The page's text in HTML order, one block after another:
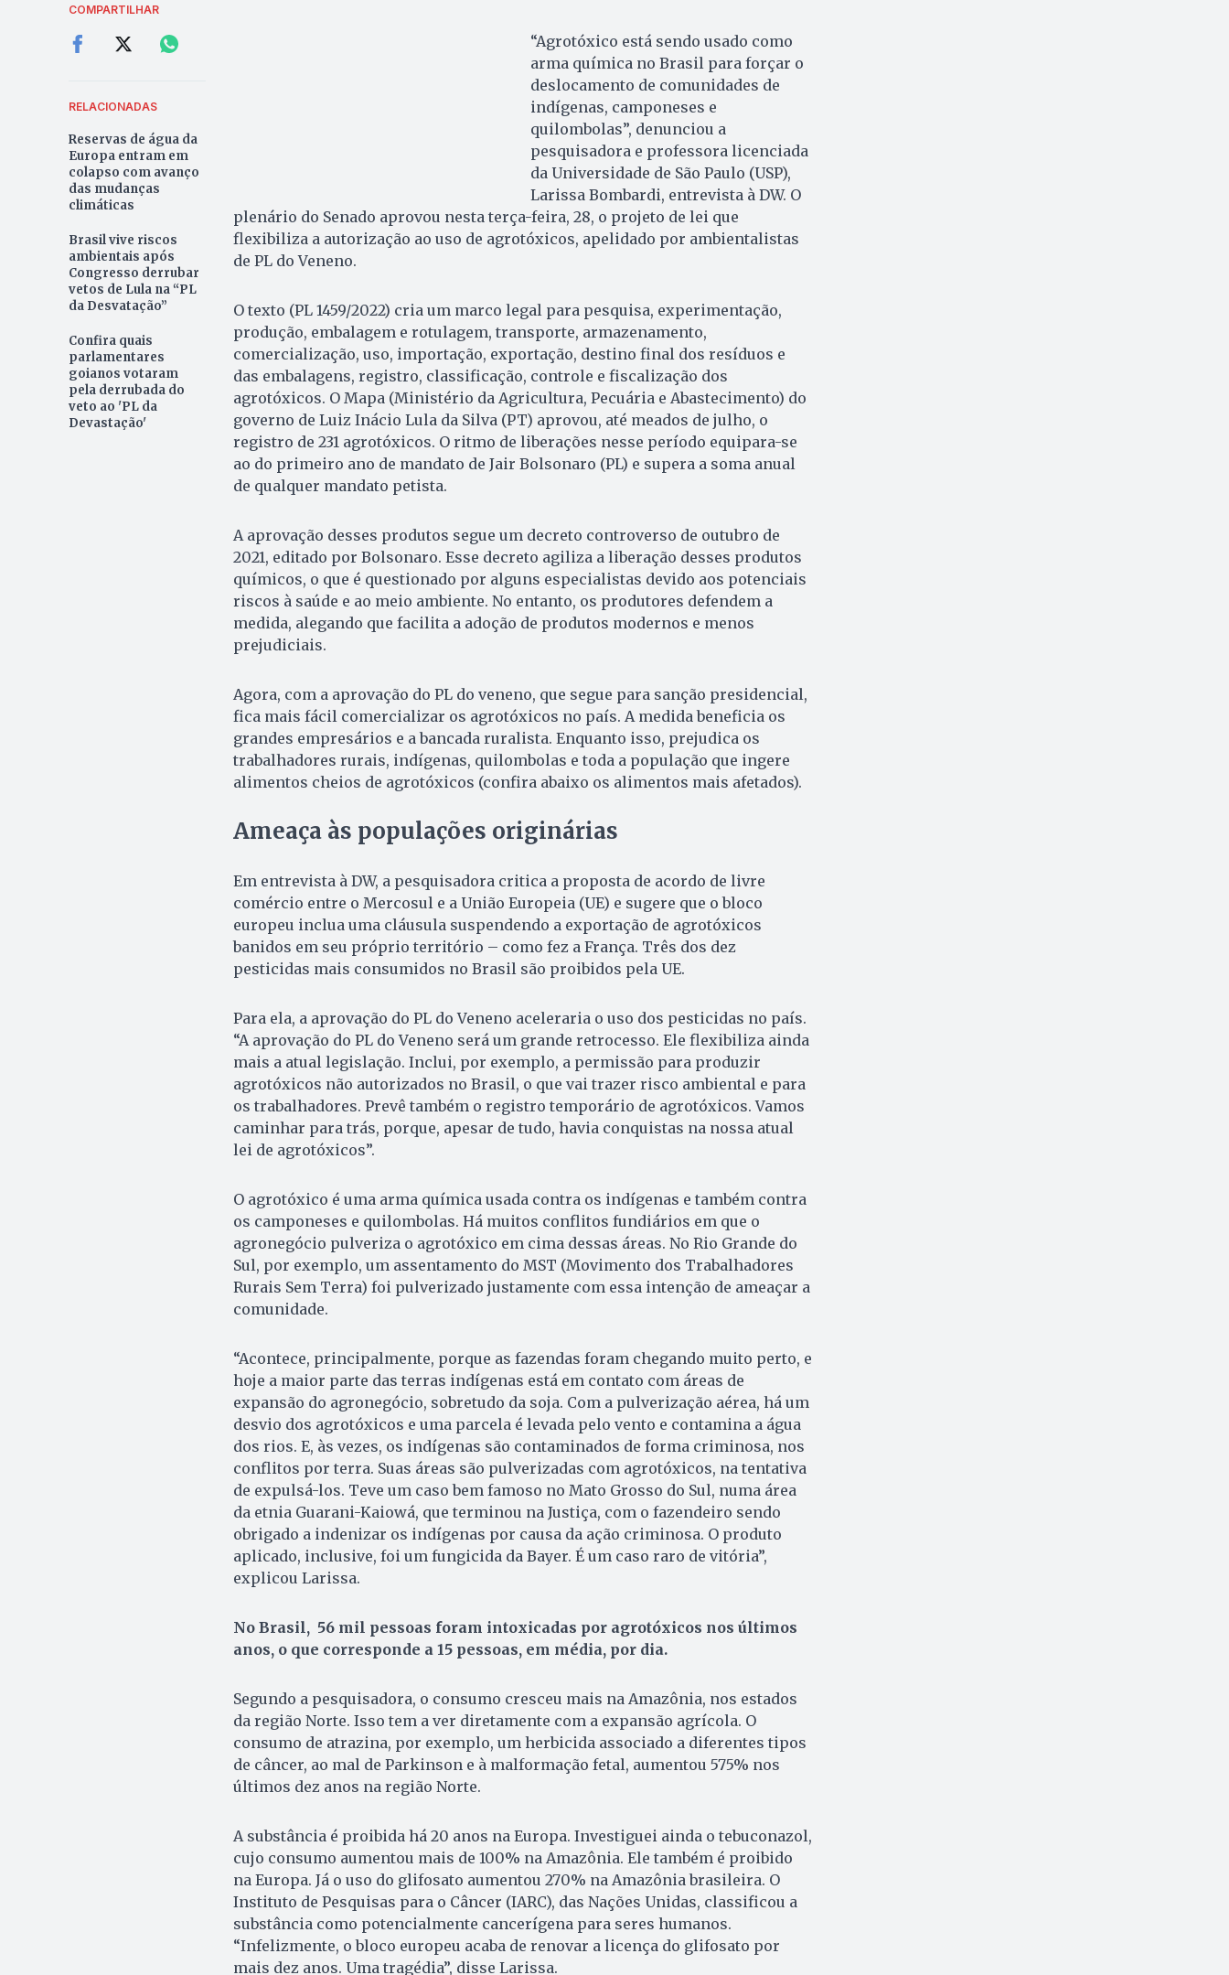
COMPARTILHAR
RELACIONADAS
Reservas de água da
Europa entram em
colapso com avanço
das mudanças
climáticas
Brasil vive riscos
ambientais após
Congresso derrubar
vetos de Lula na “PL
da Desvatação”
Confira quais
parlamentares
goianos votaram
pela derrubada do
veto ao 'PL da
Devastação'
“Agrotóxico está sendo usado como
arma química no Brasil para forçar o
deslocamento de comunidades de
indígenas, camponeses e
quilombolas”, denunciou a
pesquisadora e professora licenciada
da Universidade de São Paulo (USP),
Larissa Bombardi, entrevista à DW. O
plenário do Senado aprovou nesta terça-feira, 28, o projeto de lei que
flexibiliza a autorização ao uso de agrotóxicos, apelidado por ambientalistas
de PL do Veneno.
O texto (PL 1459/2022) cria um marco legal para pesquisa, experimentação,
produção, embalagem e rotulagem, transporte, armazenamento,
comercialização, uso, importação, exportação, destino final dos resíduos e
das embalagens, registro, classificação, controle e fiscalização dos
agrotóxicos. O Mapa (Ministério da Agricultura, Pecuária e Abastecimento) do
governo de Luiz Inácio Lula da Silva (PT) aprovou, até meados de julho, o
registro de 231 agrotóxicos. O ritmo de liberações nesse período equipara-se
ao do primeiro ano de mandato de Jair Bolsonaro (PL) e supera a soma anual
de qualquer mandato petista.
A aprovação desses produtos segue um decreto controverso de outubro de
2021, editado por Bolsonaro. Esse decreto agiliza a liberação desses produtos
químicos, o que é questionado por alguns especialistas devido aos potenciais
riscos à saúde e ao meio ambiente. No entanto, os produtores defendem a
medida, alegando que facilita a adoção de produtos modernos e menos
prejudiciais.
Agora, com a aprovação do PL do veneno, que segue para sanção presidencial,
fica mais fácil comercializar os agrotóxicos no país. A medida beneficia os
grandes empresários e a bancada ruralista. Enquanto isso, prejudica os
trabalhadores rurais, indígenas, quilombolas e toda a população que ingere
alimentos cheios de agrotóxicos (confira abaixo os alimentos mais afetados).
Ameaça às populações originárias
Em entrevista à DW, a pesquisadora critica a proposta de acordo de livre
comércio entre o Mercosul e a União Europeia (UE) e sugere que o bloco
europeu inclua uma cláusula suspendendo a exportação de agrotóxicos
banidos em seu próprio território – como fez a França. Três dos dez
pesticidas mais consumidos no Brasil são proibidos pela UE.
Para ela, a aprovação do PL do Veneno aceleraria o uso dos pesticidas no país.
“A aprovação do PL do Veneno será um grande retrocesso. Ele flexibiliza ainda
mais a atual legislação. Inclui, por exemplo, a permissão para produzir
agrotóxicos não autorizados no Brasil, o que vai trazer risco ambiental e para
os trabalhadores. Prevê também o registro temporário de agrotóxicos. Vamos
caminhar para trás, porque, apesar de tudo, havia conquistas na nossa atual
lei de agrotóxicos”.
O agrotóxico é uma arma química usada contra os indígenas e também contra
os camponeses e quilombolas. Há muitos conflitos fundiários em que o
agronegócio pulveriza o agrotóxico em cima dessas áreas. No Rio Grande do
Sul, por exemplo, um assentamento do MST (Movimento dos Trabalhadores
Rurais Sem Terra) foi pulverizado justamente com essa intenção de ameaçar a
comunidade.
“Acontece, principalmente, porque as fazendas foram chegando muito perto, e
hoje a maior parte das terras indígenas está em contato com áreas de
expansão do agronegócio, sobretudo da soja. Com a pulverização aérea, há um
desvio dos agrotóxicos e uma parcela é levada pelo vento e contamina a água
dos rios. E, às vezes, os indígenas são contaminados de forma criminosa, nos
conflitos por terra. Suas áreas são pulverizadas com agrotóxicos, na tentativa
de expulsá-los. Teve um caso bem famoso no Mato Grosso do Sul, numa área
da etnia Guarani-Kaiowá, que terminou na Justiça, com o fazendeiro sendo
obrigado a indenizar os indígenas por causa da ação criminosa. O produto
aplicado, inclusive, foi um fungicida da Bayer. É um caso raro de vitória”,
explicou Larissa.
No Brasil, 56 mil pessoas foram intoxicadas por agrotóxicos nos últimos
anos, o que corresponde a 15 pessoas, em média, por dia.
Segundo a pesquisadora, o consumo cresceu mais na Amazônia, nos estados
da região Norte. Isso tem a ver diretamente com a expansão agrícola. O
consumo de atrazina, por exemplo, um herbicida associado a diferentes tipos
de câncer, ao mal de Parkinson e à malformação fetal, aumentou 575% nos
últimos dez anos na região Norte.
A substância é proibida há 20 anos na Europa. Investiguei ainda o tebuconazol,
cujo consumo aumentou mais de 100% na Amazônia. Ele também é proibido
na Europa. Já o uso do glifosato aumentou 270% na Amazônia brasileira. O
Instituto de Pesquisas para o Câncer (IARC), das Nações Unidas, classificou a
substância como potencialmente cancerígena para seres humanos.
“Infelizmente, o bloco europeu acaba de renovar a licença do glifosato por
mais dez anos. Uma tragédia”, disse Larissa.